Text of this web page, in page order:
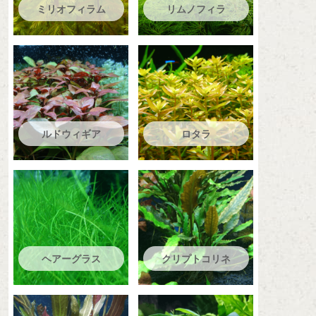
ミリオフィラム リムノフィラ
ルドウィギア ロタラ
ヘアーグラス クリプトコリネ